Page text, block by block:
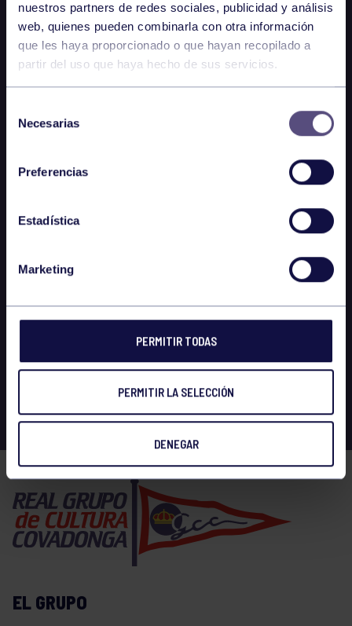
nuestros partners de redes sociales, publicidad y análisis
web, quienes pueden combinarla con otra información
que les haya proporcionado o que hayan recopilado a
partir del uso que haya hecho de sus servicios.
Necesarias
Preferencias
Estadística
Marketing
PERMITIR TODAS
PERMITIR LA SELECCIÓN
DENEGAR
EL GRUPO